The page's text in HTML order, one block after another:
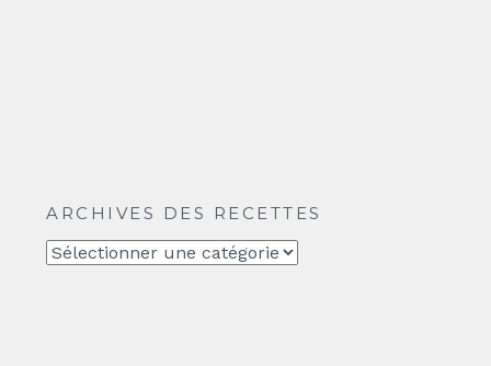
ARCHIVES DES RECETTES
Archives